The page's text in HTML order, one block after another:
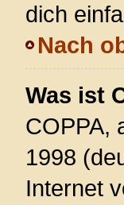
dich
Nach
Was ist
COPPA,
1998
Internet